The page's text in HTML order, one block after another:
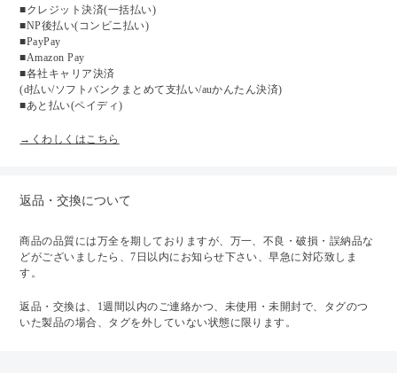
■クレジット決済(一括払い)
■NP後払い(コンビニ払い)
■PayPay
■Amazon Pay
■各社キャリア決済
(d払い/ソフトバンクまとめて支払い/auかんたん決済)
■あと払い(ペイディ)
→くわしくはこちら
返品・交換について
商品の品質には万全を期しておりますが、万一、不良・破損・誤納品な
どがございましたら、7日以内にお知らせ下さい、早急に対応致しま
す。
返品・交換は、1週間以内のご連絡かつ、未使用・未開封で、タグのつ
いた製品の場合、タグを外していない状態に限ります。